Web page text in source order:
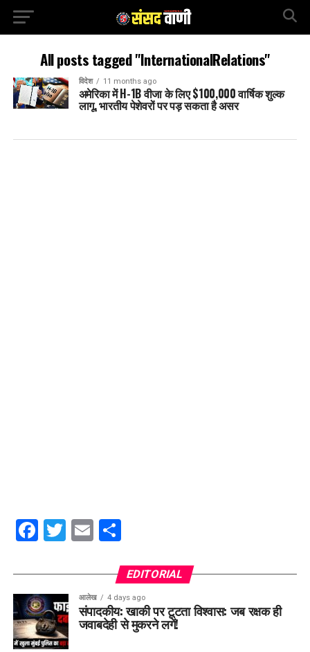
All posts tagged "InternationalRelations"
विदेश 11 months ago
अमेरिका में H-1B वीजा के लिए $100,000 वार्षिक शुल्क
लागू, भारतीय पेशेवरों पर पड़ सकता है असर
Facebook
Twitter
EmailShare
EDITORIAL
आलेख 4 days ago
संपादकीय: खाकी पर टूटता विश्वास: जब रक्षक ही
जवाबदेही से मुकरने लगें!